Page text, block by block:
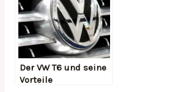
Der VW T6 und seine
Vorteile